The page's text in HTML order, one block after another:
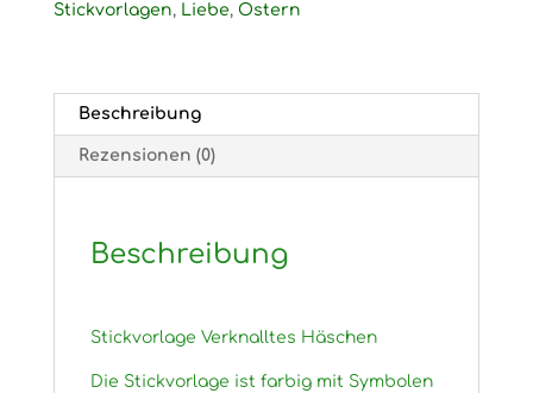
Stickvorlagen, Liebe, Ostern
Beschreibung
Rezensionen (0)
Beschreibung
Stickvorlage Verknalltes Häschen
Die Stickvorlage ist farbig mit Symbolen